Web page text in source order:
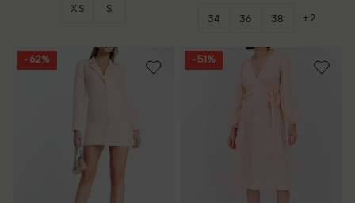
XS S
34 36 38 +2
- 62% - 51%